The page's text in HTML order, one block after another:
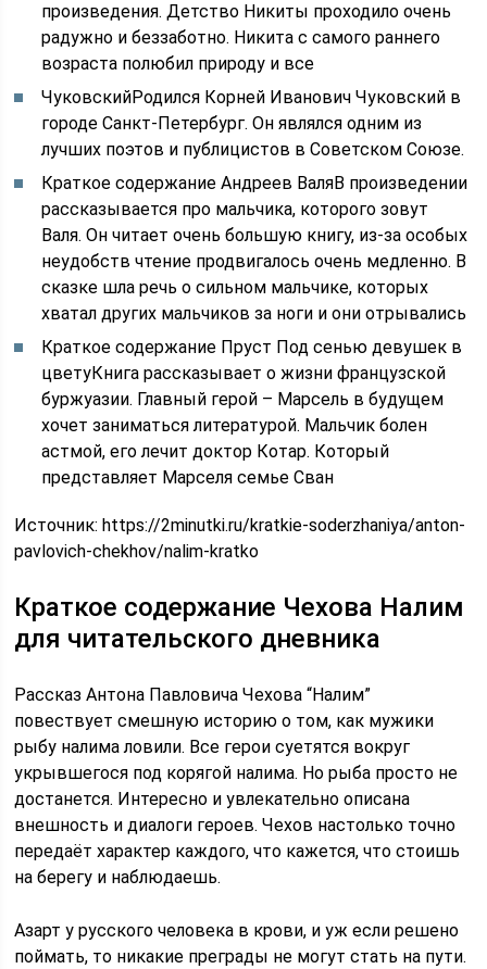
произведения. Детство Никиты проходило очень
радужно и беззаботно. Никита с самого раннего
возраста полюбил природу и все
ЧуковскийРодился Корней Иванович Чуковский в
городе Санкт-Петербург. Он являлся одним из
лучших поэтов и публицистов в Советском Союзе.
Краткое содержание Андреев ВаляВ произведении
рассказывается про мальчика, которого зовут
Валя. Он читает очень большую книгу, из-за особых
неудобств чтение продвигалось очень медленно. В
сказке шла речь о сильном мальчике, которых
хватал других мальчиков за ноги и они отрывались
Краткое содержание Пруст Под сенью девушек в
цветуКнига рассказывает о жизни французской
буржуазии. Главный герой – Марсель в будущем
хочет заниматься литературой. Мальчик болен
астмой, его лечит доктор Котар. Который
представляет Марселя семье Сван
Источник: https://2minutki.ru/kratkie-soderzhaniya/anton-
pavlovich-chekhov/nalim-kratko
Краткое содержание Чехова Налим
для читательского дневника
Рассказ Антона Павловича Чехова “Налим”
повествует смешную историю о том, как мужики
рыбу налима ловили. Все герои суетятся вокруг
укрывшегося под корягой налима. Но рыба просто не
достанется. Интересно и увлекательно описана
внешность и диалоги героев. Чехов настолько точно
передаёт характер каждого, что кажется, что стоишь
на берегу и наблюдаешь.
Азарт у русского человека в крови, и уж если решено
поймать, то никакие преграды не могут стать на пути.